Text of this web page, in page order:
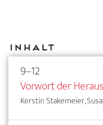
Inhalt
9–12
Vorwort der
Kerstin Stakemeier,